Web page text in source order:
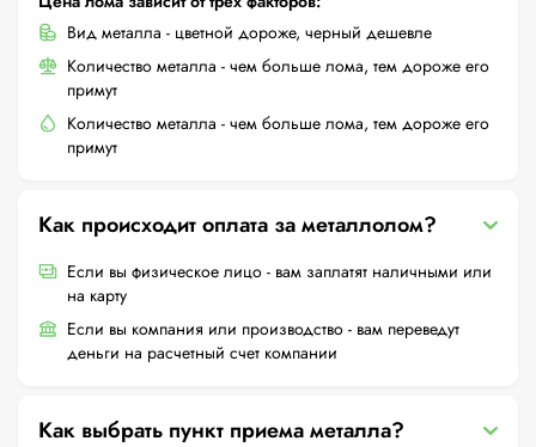
Вид металла - цветной дороже, черный дешевле
Количество металла - чем больше лома, тем дороже его
примут
Количество металла - чем больше лома, тем дороже его
примут
Как происходит оплата за металлолом?
Если вы физическое лицо - вам заплатят наличными или
на карту
Если вы компания или производство - вам переведут
деньги на расчетный счет компании
Как выбрать пункт приема металла?